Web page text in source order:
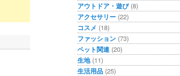
アウトドア・遊び(8)
アクセサリー (22)
コスメ (18)
ファッション (73)
ペット関連 (20)
生地(11)
生活用品 (25)